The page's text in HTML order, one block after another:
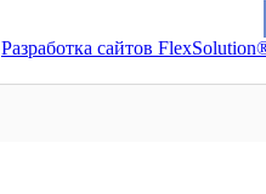
Разработка сайтов